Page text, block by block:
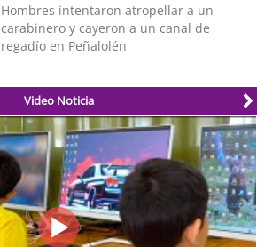
Hombres intentaron atropellar a un
carabinero y cayeron a un canal de
regadío en Peñalolén
Video Noticia